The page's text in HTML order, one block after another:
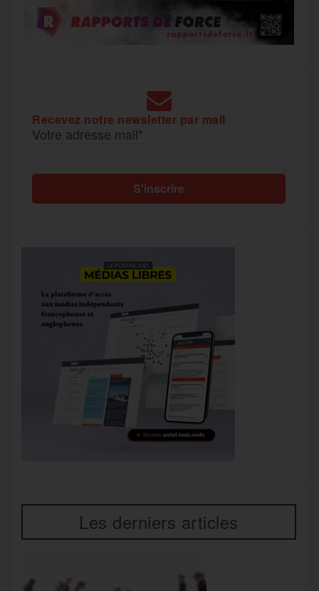
Recevez notre newsletter par mail
Votre adresse mail*
Les derniers articles